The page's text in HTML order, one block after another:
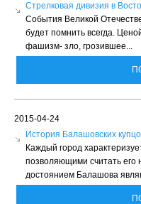
Стрелковая дивизия в
События Великой
будет помнить всегда.
фашизм- зло, грозившее...
2015-04-24
История Балашовских
Каждый город
позволяющими считать
достоянием Балашова